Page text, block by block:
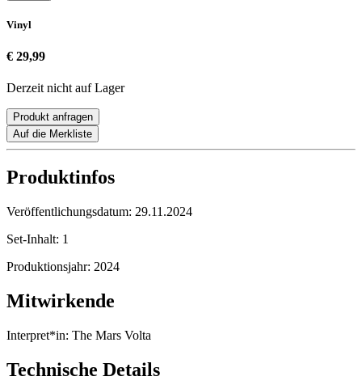
Vinyl
€ 29,99
Derzeit nicht auf Lager
Produkt anfragen
Auf die Merkliste
Produktinfos
Veröffentlichungsdatum: 29.11.2024
Set-Inhalt: 1
Produktionsjahr: 2024
Mitwirkende
Interpret*in: The Mars Volta
Technische Details